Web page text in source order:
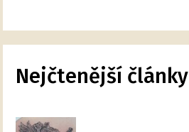
Nejčtenější články